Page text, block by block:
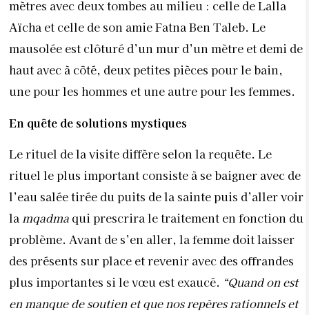
mètres avec deux tombes au milieu : celle de Lalla
Aïcha et celle de son amie Fatna Ben Taleb. Le
mausolée est clôturé d’un mur d’un mètre et demi de
haut avec à côté, deux petites pièces pour le bain,
une pour les hommes et une autre pour les femmes.
En quête de solutions mystiques
Le rituel de la visite diffère selon la requête. Le
rituel le plus important consiste à se baigner avec de
l’eau salée tirée du puits de la sainte puis d’aller voir
lamqadma qui prescrira le traitement en fonction du
problème. Avant de s’en aller, la femme doit laisser
des présents sur place et revenir avec des offrandes
plus importantes si le vœu est exaucé. “Quand on est
en manque de soutien et que nos repères rationnels et